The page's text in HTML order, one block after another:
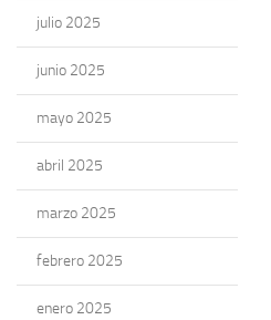
julio 2025
junio 2025
mayo 2025
abril 2025
marzo 2025
febrero 2025
enero 2025